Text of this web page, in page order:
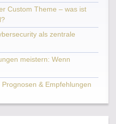
Custom Theme – was ist
als zentrale
meistern: Wenn
& Empfehlungen